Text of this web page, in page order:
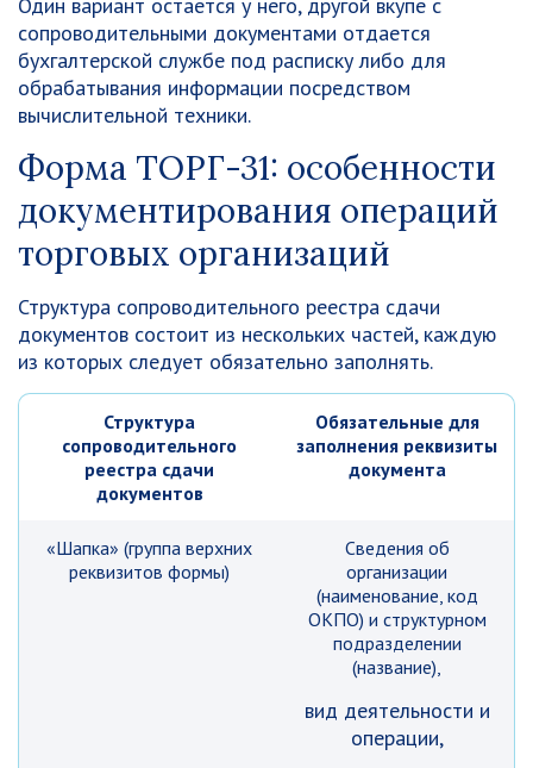
сопроводительными документами отдается
бухгалтерской службе под расписку либо для
обрабатывания информации посредством
вычислительной техники.
Форма ТОРГ-31: особенности
документирования операций
торговых организаций
Структура сопроводительного реестра сдачи
документов состоит из нескольких частей, каждую
из которых следует обязательно заполнять.
Структура
сопроводительного
реестра сдачи
документов
Обязательные для
заполнения реквизиты
документа
«Шапка» (группа верхних
реквизитов формы)
Сведения об
организации
(наименование, код
ОКПО) и структурном
подразделении
(название),
вид деятельности и
операции,